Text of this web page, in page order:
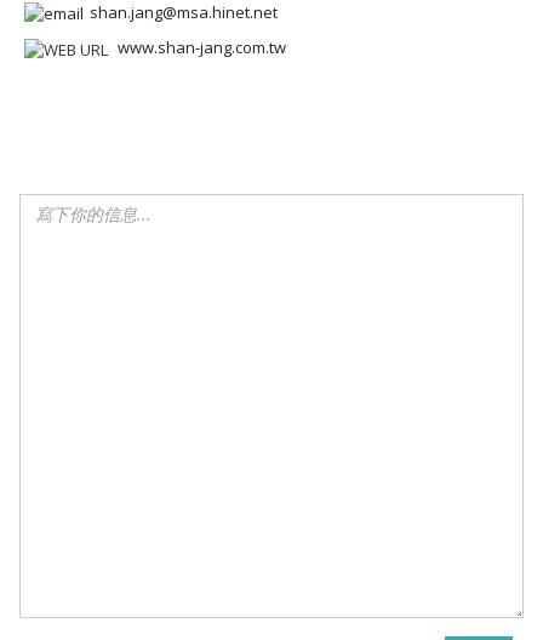
shan.jang@msa.hinet.net
www.shan-jang.com.tw